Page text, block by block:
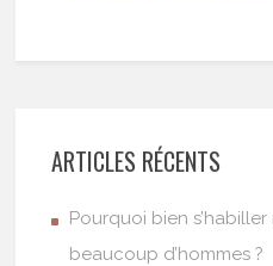
ARTICLES RÉCENTS
Pourquoi bien
beaucoup d’hommes ?